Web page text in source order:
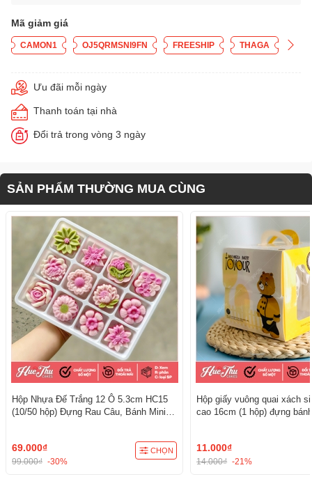
Mã giảm giá
CAMON1 OJ5QRMSNI9FN FREESHIP THAGA
Ưu đãi mỗi ngày
Thanh toán tại nhà
Đổi trả trong vòng 3 ngày
SẢN PHẨM THƯỜNG MUA CÙNG
Hộp Nhựa Đế Trắng 12 Ô 5.3cm HC15
(10/50 hộp) Đựng Rau Câu, Bánh Mini,
69.000₫
99.000₫ -30%
CHỌN
Hộp giấy vuông quai xách
cao 16cm (1 hộp) đựng
11.000₫
14.000₫ -21%